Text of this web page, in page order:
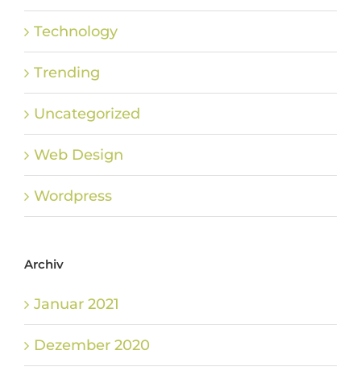
Technology
Trending
Uncategorized
Web Design
Wordpress
Archiv
Januar 2021
Dezember 2020